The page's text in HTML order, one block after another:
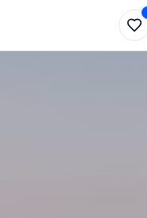
sách các khu vực